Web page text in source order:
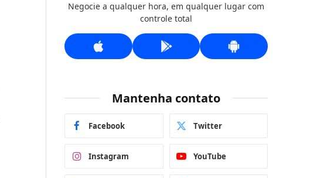
Negocie a qualquer hora, em qualquer lugar com
controle total
Mantenha contato
Facebook Twitter
Instagram YouTube